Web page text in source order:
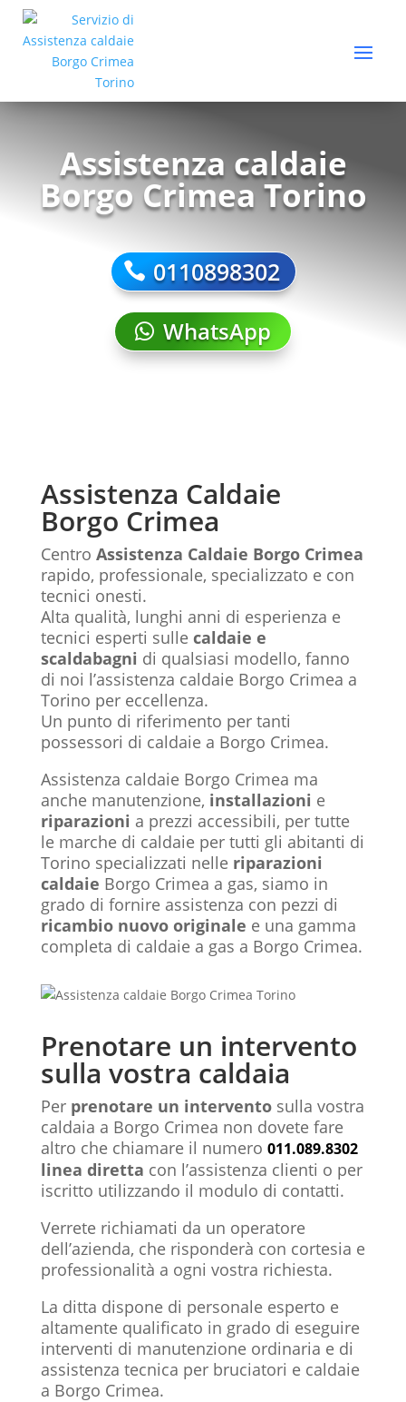
Assistenza caldaie
Borgo Crimea Torino
0110898302
WhatsApp
Assistenza Caldaie
Borgo Crimea
Centro Assistenza Caldaie Borgo Crimea
rapido, professionale, specializzato e con
tecnici onesti.
Alta qualità, lunghi anni di esperienza e
tecnici esperti sulle caldaie e
scaldabagni di qualsiasi modello, fanno
di noi l’assistenza caldaie Borgo Crimea a
Torino per eccellenza.
Un punto di riferimento per tanti
possessori di caldaie a Borgo Crimea.
Assistenza caldaie Borgo Crimea ma
anche manutenzione, installazioni e
riparazioni a prezzi accessibili, per tutte
le marche di caldaie per tutti gli abitanti di
Torino specializzati nelle riparazioni
caldaie Borgo Crimea a gas, siamo in
grado di fornire assistenza con pezzi di
ricambio nuovo originale e una gamma
completa di caldaie a gas a Borgo Crimea.
Prenotare un intervento
sulla vostra caldaia
Per prenotare un interventosulla vostra
caldaia a Borgo Crimea non dovete fare
altro che chiamare il numero 011.089.8302
linea diretta con l’assistenza clienti o per
iscritto utilizzando il modulo di contatti.
Verrete richiamati da un operatore
dell’azienda, che risponderà con cortesia e
professionalità a ogni vostra richiesta.
La ditta dispone di personale esperto e
altamente qualificato in grado di eseguire
interventi di manutenzione ordinaria e di
assistenza tecnica per bruciatori e caldaie
a Borgo Crimea.